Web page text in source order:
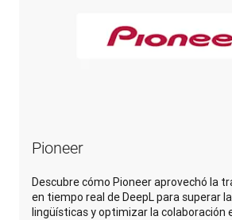
Pioneer
Descubre cómo Pioneer aprovechó la
en tiempo real de DeepL para superar
lingüísticas y optimizar la colaboración